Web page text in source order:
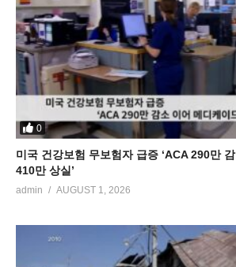
0
미국 건강보험 무보험자 급증 ‘ACA 290만
410만 상실’
admin AUGUST 1, 2026